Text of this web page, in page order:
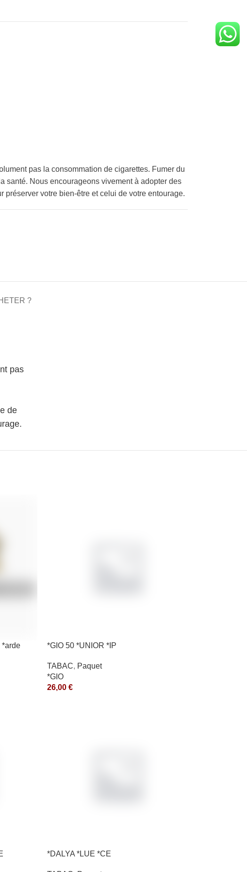
pas la consommation de cigarettes. Fumer du
santé. Nous encourageons vivement à adopter des
votre bien-être et celui de votre entourage.
?
pas
de
*arde *GIO 50 *UNIOR *IP
TABAC, Paquet
*GIO
26,00 €
*DALYA *LUE *CE